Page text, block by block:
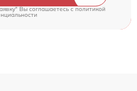
Вы соглашаетесь cполитикой